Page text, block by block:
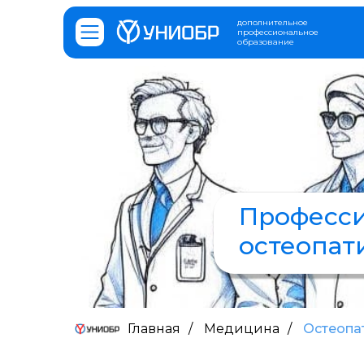
дополнительное
профессиональное
образование
дополнительное
профессиональное
образование
Главная / Медицина /